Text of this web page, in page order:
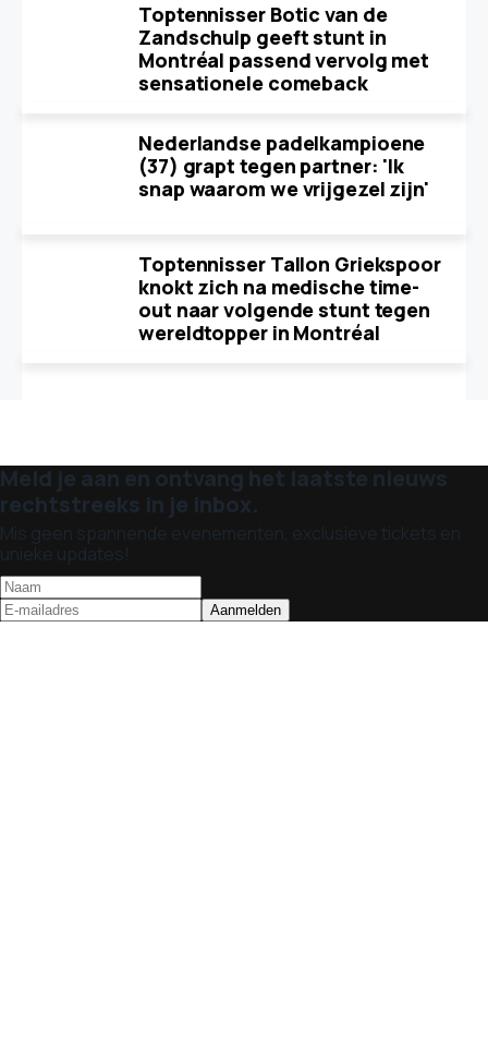
Toptennisser Botic van de
Zandschulp geeft stunt in
Montréal passend vervolg met
sensationele comeback
Nederlandse padelkampioene
(37) grapt tegen partner: 'Ik
snap waarom we vrijgezel zijn'
Toptennisser Tallon Griekspoor
knokt zich na medische time-
out naar volgende stunt tegen
wereldtopper in Montréal
Meld je aan en ontvang het laatste nieuws
rechtstreeks in je inbox.
Mis geen spannende evenementen, exclusieve tickets en
unieke updates!